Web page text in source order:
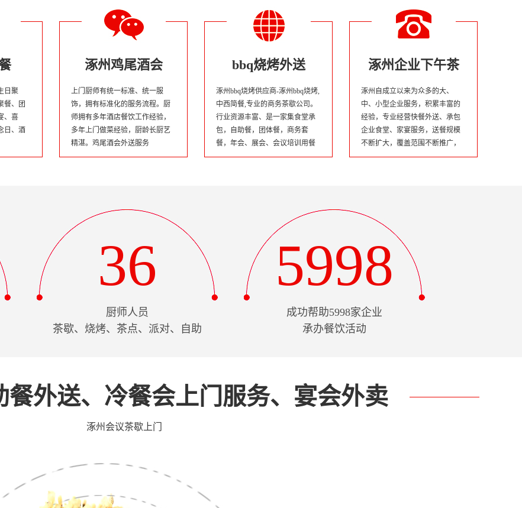
日聚
餐、团
、喜
日、酒
涿州鸡尾酒会
上门厨师有统一标准、统一服
饰，拥有标准化的服务流程。厨
师拥有多年酒店餐饮工作经验，
多年上门做菜经验，厨龄长厨艺
精湛。鸡尾酒会外送服务
bbq烧烤外送
涿州bbq烧烤供应商-涿州bbq烧烤,
中西简餐,专业的商务茶歇公司。
行业资源丰富、是一家集食堂承
包，自助餐，团体餐，商务套
餐，年会、展会、会议培训用餐
的综合性餐饮发展企业。
涿州企业下午茶
涿州自成立以来为众多的大、
中、小型企业服务，积累丰富的
经验，专业经营快餐外送、承包
企业食堂、家宴服务，送餐规模
不断扩大，覆盖范围不断推广，
推出营养配餐，产品质量不断提
36
厨师人员
茶歇、烧烤、茶点、派对、自助
5998
成功帮助5998家企业
承办餐饮活动
餐外送、冷餐会上门服务、宴会外卖
涿州会议茶歇上门